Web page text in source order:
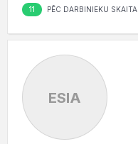
11 PĒC DARBINIEKU SKAITA
ESIA